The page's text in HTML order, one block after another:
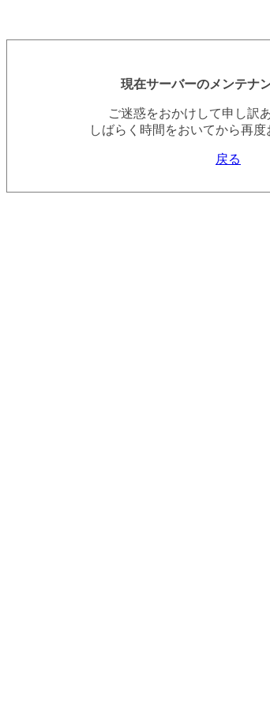
現在サーバーのメンテナ
ご迷惑をおかけして申し訳
しばらく時間をおいてから再度
戻る